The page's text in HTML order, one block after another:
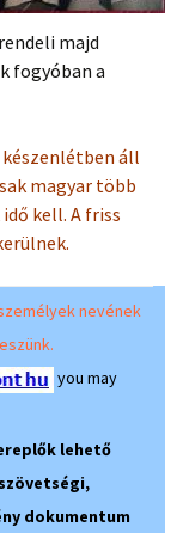
majd
fogyóban a
áll
magyar több
kell. A friss
nevének
you may
lehető
dokumentum